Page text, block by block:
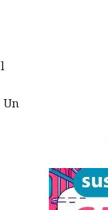
Un